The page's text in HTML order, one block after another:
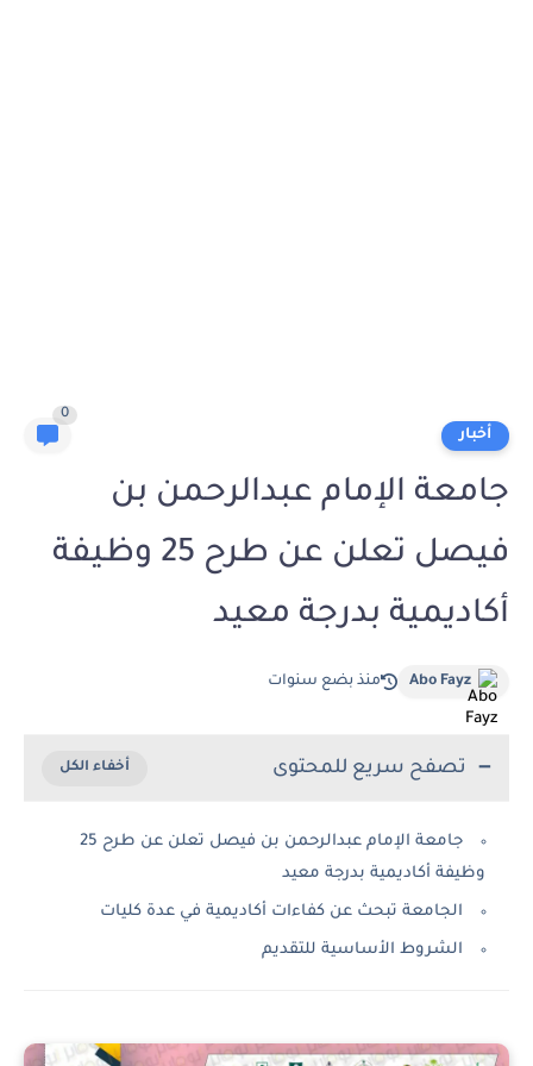
أخبار
0
جامعة الإمام عبدالرحمن بن
فيصل تعلن عن طرح 25 وظيفة
أكاديمية بدرجة معيد
Abo Fayz منذ بضع سنوات
تصفح سريع للمحتوى
جامعة الإمام عبدالرحمن بن فيصل تعلن عن طرح 25
وظيفة أكاديمية بدرجة معيد
الجامعة تبحث عن كفاءات أكاديمية في عدة كليات
الشروط الأساسية للتقديم